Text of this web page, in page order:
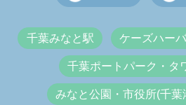
千葉みなと駅 ケーズハー
千葉ポートパーク・タ
みなと公園・市役所(千葉